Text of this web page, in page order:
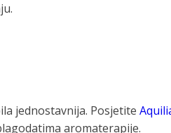
jednostavnija. Posjetite
aromaterapije.